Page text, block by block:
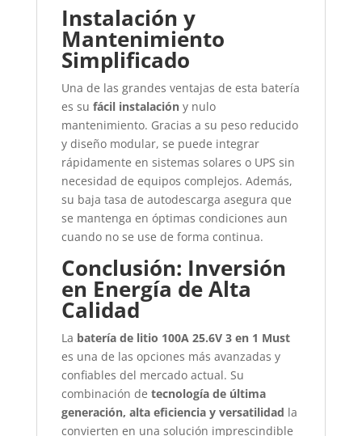
Instalación y
Mantenimiento
Simplificado
Una de las grandes ventajas de esta batería
es su fácil instalacióny nulo
mantenimiento. Gracias a su peso reducido
y diseño modular, se puede integrar
rápidamente en sistemas solares o UPS sin
necesidad de equipos complejos. Además,
su baja tasa de autodescarga asegura que
se mantenga en óptimas condiciones aun
cuando no se use de forma continua.
Conclusión: Inversión
en Energía de Alta
Calidad
La batería de litio 100A 25.6V 3 en 1 Must
es una de las opciones más avanzadas y
confiables del mercado actual. Su
combinación de tecnología de última
generación, alta eficiencia y versatilidad la
convierten en una solución imprescindible